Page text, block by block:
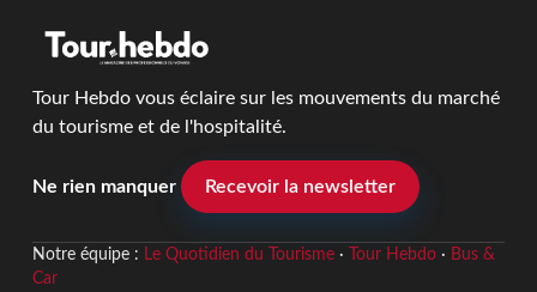
Tour Hebdo vous éclaire sur les mouvements du marché
du tourisme et de l'hospitalité.
Ne rien manquer Recevoir la newsletter
Notre équipe : Le Quotidien du Tourisme· Tour Hebdo· Bus &
Car